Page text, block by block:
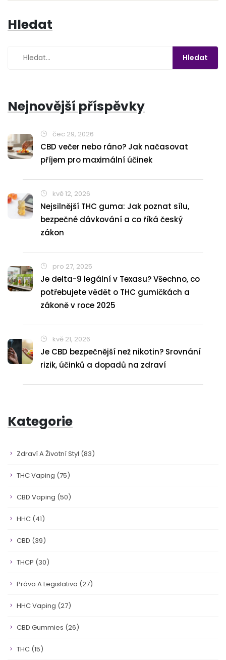
Hledat
Nejnovější příspěvky
čec 29, 2026
CBD večer nebo ráno? Jak načasovat
příjem pro maximální účinek
kvě 12, 2026
Nejsilnější THC guma: Jak poznat sílu,
bezpečné dávkování a co říká český
zákon
pro 27, 2025
Je delta-9 legální v Texasu? Všechno, co
potřebujete vědět o THC gumičkách a
zákoně v roce 2025
kvě 21, 2026
Je CBD bezpečnější než nikotin? Srovnání
rizik, účinků a dopadů na zdraví
Kategorie
Zdraví A Životní Styl (83)
THC Vaping (75)
CBD Vaping (50)
HHC (41)
CBD (39)
THCP (30)
Právo A Legislativa (27)
HHC Vaping (27)
CBD Gummies (26)
THC (15)